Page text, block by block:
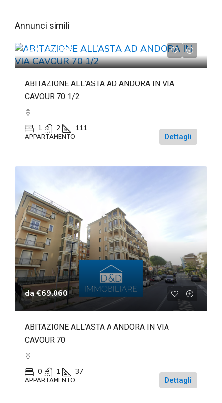
Annunci simili
da€263.286
ABITAZIONE ALL’ASTA AD ANDORA IN VIA
CAVOUR 70 1/2
1 2 111
APPARTAMENTO Dettagli
da €69.060
ABITAZIONE ALL’ASTA A ANDORA IN VIA
CAVOUR 70
0 1 37
APPARTAMENTO Dettagli